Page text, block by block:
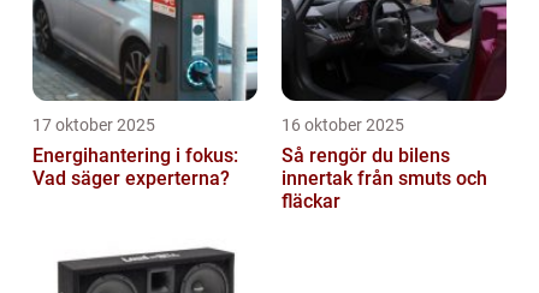
17 oktober 2025
Energihantering i fokus:
Vad säger experterna?
16 oktober 2025
Så rengör du bilens
innertak från smuts och
fläckar